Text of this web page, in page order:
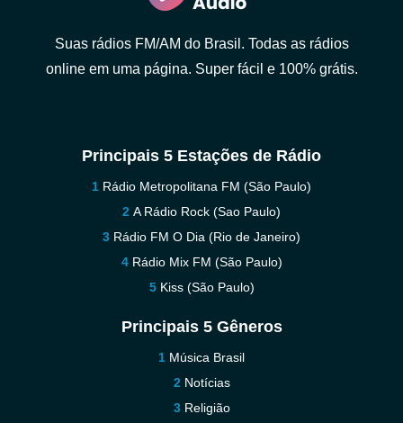
Suas rádios FM/AM do Brasil. Todas as rádios
online em uma página. Super fácil e 100% grátis.
Principais 5 Estações de Rádio
Rádio Metropolitana FM (São Paulo)
A Rádio Rock (Sao Paulo)
Rádio FM O Dia (Rio de Janeiro)
Rádio Mix FM (São Paulo)
Kiss (São Paulo)
Principais 5 Gêneros
Música Brasil
Notícias
Religião